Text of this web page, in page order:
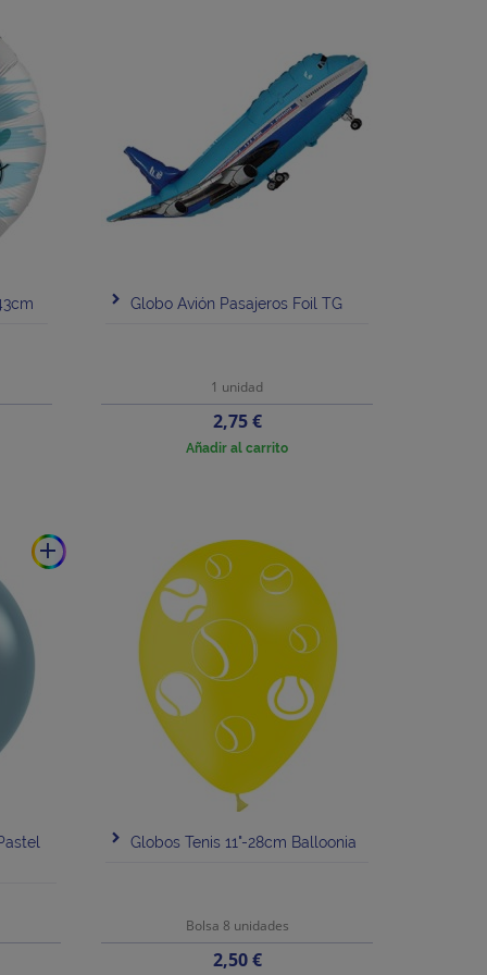
Globo Avión Pasajeros Foil TG
1 unidad
Precio
2,75 €
Añadir al carrito
add
Globos Tenis 11"-28cm Balloonia
Bolsa 8 unidades
Precio
2,50 €